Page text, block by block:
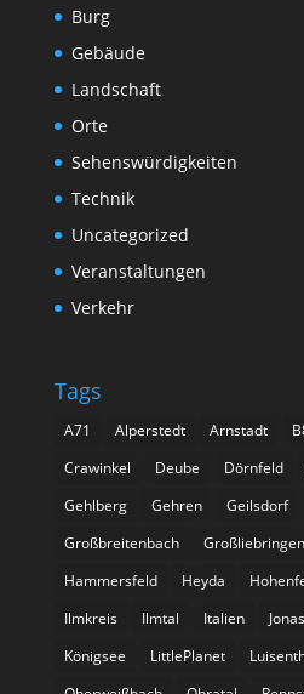
Burg
Gebäude
Landschaft
Orte
Sehenswürdigkeiten
Technik
Uncategorized
Veranstaltungen
Verkehr
Tags
A71 Alperstedt Arnstadt
Crawinkel
Deube Dörnfeld
Gehlberg
Gehren Geilsdorf
Großbreitenbach
Großliebringen
Hammersfeld
Heyda
Ilmkreis
Ilmtal Italien
Königsee
LittlePlanet